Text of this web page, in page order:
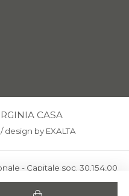
CASA
/design by EXALTA
- Capitale soc. 30.154,00
Montespertoli, loc. Anselmo